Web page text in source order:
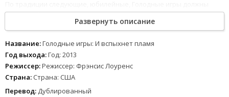
стать особенными, и в этот раз в них участвуют только
победители прошлых лет. Китнисс и Пит вынуждены вновь выйти
на Арену, где будут соперничать с сильнейшими. Правила игры
меняются. Арена еще опасней, масштаб еще больше, ставки еще
1 23 45 678
Развернуть описание
Название:Голодные игры: И вспыхнет пламя
Год выхода:Год: 2013
Режиссер:Режиссер: Фрэнсис Лоуренс
Страна: Страна: США
Перевод: Дублированный